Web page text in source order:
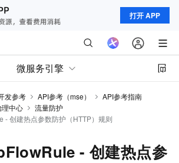
打开 APP
微服务引擎
发参考 API参考（mse）
API参考指南
中心
流量防护
- 创建热点参数防护（HTTP）规则
- 创建热点参